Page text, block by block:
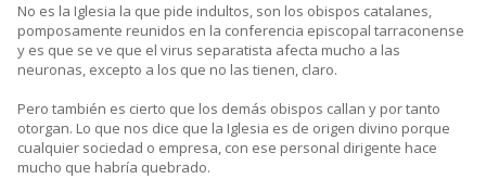
No es la Iglesia la que pide indultos, son los obispos catalanes,
pomposamente reunidos en la conferencia episcopal tarraconense
y es que se ve que el virus separatista afecta mucho a las
neuronas, excepto a los que no las tienen, claro.
Pero también es cierto que los demás obispos callan y por tanto
otorgan. Lo que nos dice que la Iglesia es de origen divino porque
cualquier sociedad o empresa, con ese personal dirigente hace
mucho que habría quebrado.